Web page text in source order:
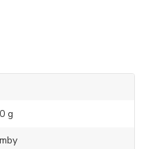
g